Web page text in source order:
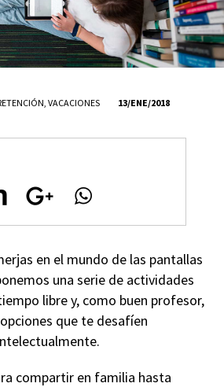
VACACIONES 13/ENE/2018
en el mundo de las pantallas
una serie de actividades
libre y, como buen profesor,
que te desafíen
compartir en familia hasta